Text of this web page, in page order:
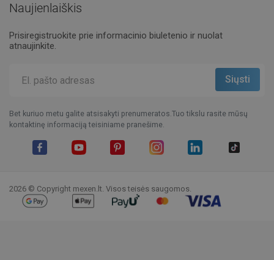
Naujienlaiškis
Prisiregistruokite prie informacinio biuletenio ir nuolat
atnaujinkite.
Bet kuriuo metu galite atsisakyti prenumeratos.Tuo tikslu rasite mūsų
kontaktinę informaciją teisiniame pranešime.
2026 © Copyright mexen.lt. Visos teisės saugomos.